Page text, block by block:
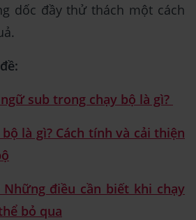
dốc đầy thử thách một cách
sub trong chạy bộ là gì?
là gì? Cách tính và cải thiện
Những điều cần biết khi chạy
bỏ qua